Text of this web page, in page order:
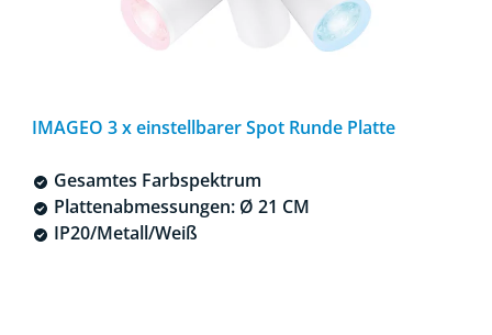
IMAGEO 3 x einstellbarer Spot Runde Platte
Gesamtes Farbspektrum
Plattenabmessungen: Ø 21 CM
IP20/Metall/Weiß